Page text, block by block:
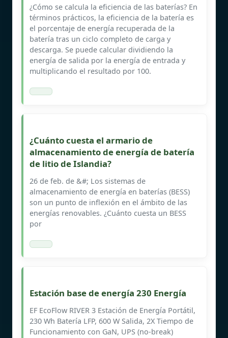
¿Cómo se calcula la eficiencia de las baterías? En
términos prácticos, la eficiencia de la batería es
el porcentaje de energía recuperada de la
batería tras un ciclo completo de carga y
descarga. Se puede calcular dividiendo la
energía de salida por la energía de entrada y
multiplicando el resultado por 100.
¿Cuánto cuesta el armario de
almacenamiento de energía de batería
de litio de Islandia?
26 de feb. de &#; Los sistemas de
almacenamiento de energía en baterías (BESS)
son un punto de inflexión en el ámbito de las
energías renovables. ¿Cuánto cuesta un BESS
por
Estación base de energía 230 Energía
EF EcoFlow RIVER 3 Estación de Energía Portátil,
230 Wh Batería LFP, 600 W Salida, 2X Tiempo de
Funcionamiento con GaN, UPS (no-break)